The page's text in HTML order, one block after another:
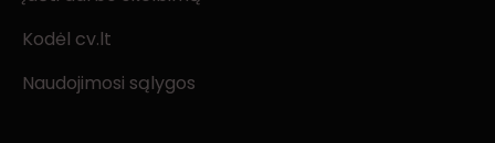
Kodėl cv.lt
Naudojimosi sąlygos